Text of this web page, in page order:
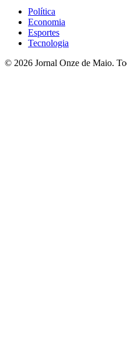
Política
Economia
Esportes
Tecnologia
© 2026 Jornal Onze de Maio.